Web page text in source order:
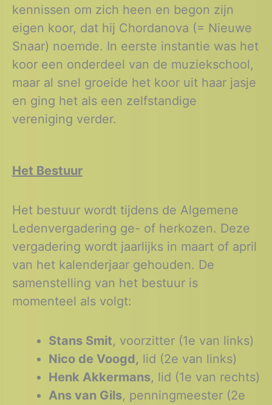
kennissen om zich heen en begon zijn
eigen koor, dat hij Chordanova (= Nieuwe
Snaar) noemde. In eerste instantie was het
koor een onderdeel van de muziekschool,
maar al snel groeide het koor uit haar jasje
en ging het als een zelfstandige
vereniging verder.
Het Bestuur
Het bestuur wordt tijdens de Algemene
Ledenvergadering ge- of herkozen. Deze
vergadering wordt jaarlijks in maart of april
van het kalenderjaar gehouden. De
samenstelling van het bestuur is
momenteel als volgt:
Stans Smit, voorzitter (1e van links)
Nico de Voogd, lid (2e van links)
Henk Akkermans, lid (1e van rechts)
Ans van Gils, penningmeester (2e